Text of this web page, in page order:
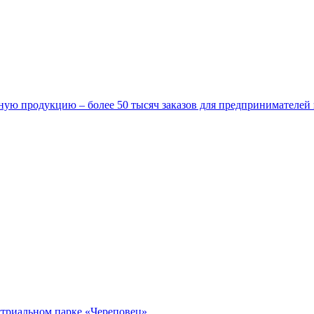
продукцию – более 50 тысяч заказов для
парке «Череповец»